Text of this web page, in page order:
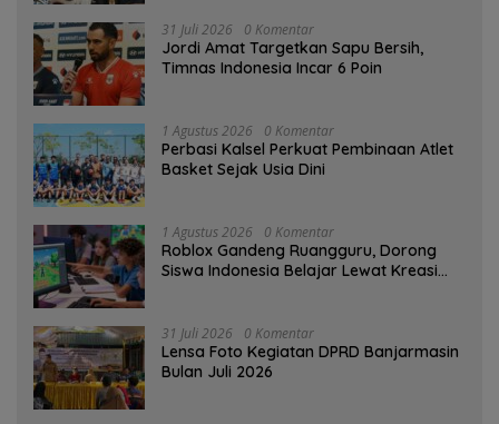
31 Juli 2026 0 Komentar
Jordi Amat Targetkan Sapu Bersih,
Timnas Indonesia Incar 6 Poin
1 Agustus 2026 0 Komentar
Perbasi Kalsel Perkuat Pembinaan Atlet
Basket Sejak Usia Dini
1 Agustus 2026 0 Komentar
Roblox Gandeng Ruangguru, Dorong
Siswa Indonesia Belajar Lewat Kreasi
31 Juli 2026 0 Komentar
Lensa Foto Kegiatan DPRD Banjarmasin
Bulan Juli 2026